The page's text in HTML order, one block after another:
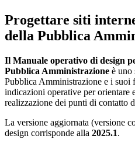
Progettare siti
della Pubblica
Il Manuale operativo di design
Pubblica Amministrazione è uno
Pubblica Amministrazione e i
indicazioni operative per orientare
realizzazione dei punti di contatto
La versione aggiornata (versione
design corrisponde alla 2025.1.